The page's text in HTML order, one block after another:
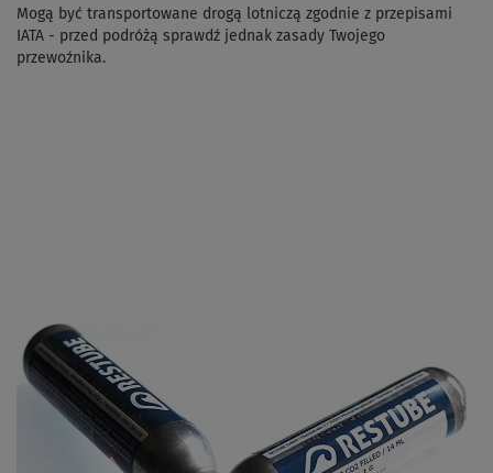
Mogą być transportowane drogą lotniczą zgodnie z przepisami
IATA - przed podróżą sprawdź jednak zasady Twojego
przewoźnika.